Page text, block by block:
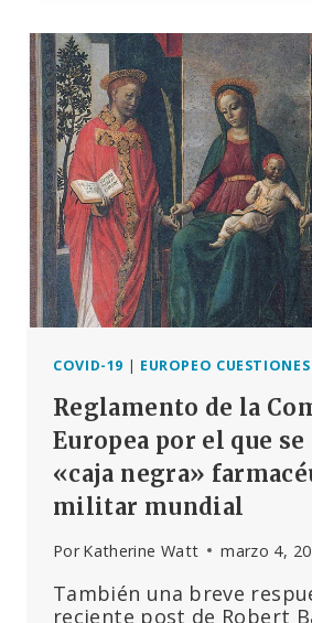
EN
EL
PARLAMENTO
DE
LA
UE:
EL
INFORME
SOBRE
EL
ESCÁNDALO
ABARCA
CORRUPCIÓN
INFORMACIÓN
COVID-19 | EUROPEO CUESTIONES
Reglamento de la
Europea por el que
«caja negra»
militar mundial
Por Katherine Watt marzo 4,
También una breve
reciente post de Robert